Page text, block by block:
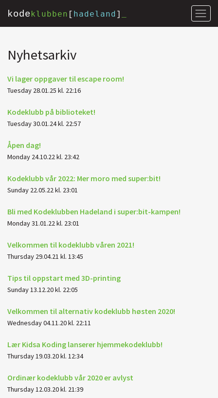
kodeklubben hadeland
Nyhetsarkiv
Vi lager oppgaver til escape room!
Tuesday 28.01.25 kl. 22:16
Kodeklubb på biblioteket!
Tuesday 30.01.24 kl. 22:57
Åpen dag!
Monday 24.10.22 kl. 23:42
Kodeklubb vår 2022: Mer moro med super:bit!
Sunday 22.05.22 kl. 23:01
Bli med Kodeklubben Hadeland i super:bit-kampen!
Monday 31.01.22 kl. 23:01
Velkommen til kodeklubb våren 2021!
Thursday 29.04.21 kl. 13:45
Tips til oppstart med 3D-printing
Sunday 13.12.20 kl. 22:05
Velkommen til alternativ kodeklubb høsten 2020!
Wednesday 04.11.20 kl. 22:11
Lær Kidsa Koding lanserer hjemmekodeklubb!
Thursday 19.03.20 kl. 12:34
Ordinær kodeklubb vår 2020 er avlyst
Thursday 12.03.20 kl. 21:39